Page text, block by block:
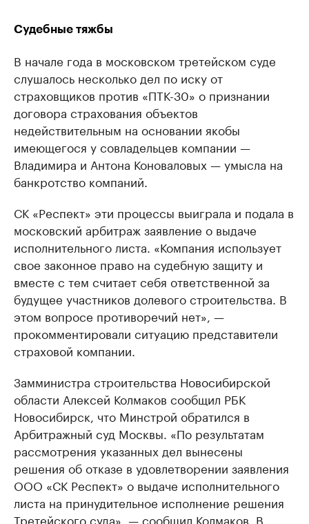
Судебные тяжбы
В начале года в московском третейском суде
слушалось несколько дел по иску от
страховщиков против «ПТК-30» о признании
договора страхования объектов
недействительным на основании якобы
имеющегося у совладельцев компании —
Владимира и Антона Коноваловых — умысла на
банкротство компаний.
СК «Респект» эти процессы выиграла и подала в
московский арбитраж заявление о выдаче
исполнительного листа. «Компания использует
свое законное право на судебную защиту и
вместе с тем считает себя ответственной за
будущее участников долевого строительства. В
этом вопросе противоречий нет», —
прокомментировали ситуацию представители
страховой компании.
Замминистра строительства Новосибирской
области Алексей Колмаков сообщил РБК
Новосибирск, что Минстрой обратился в
Арбитражный суд Москвы. «По результатам
рассмотрения указанных дел вынесены
решения об отказе в удовлетворении заявления
ООО «СК Респект» о выдаче исполнительного
листа на принудительное исполнение решения
Третейского суда», — сообщил Колмаков. В